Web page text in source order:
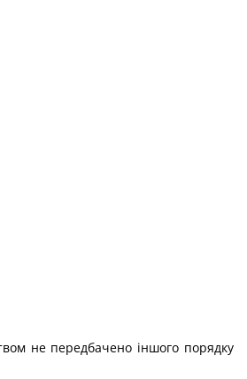
не передбачено іншого порядку